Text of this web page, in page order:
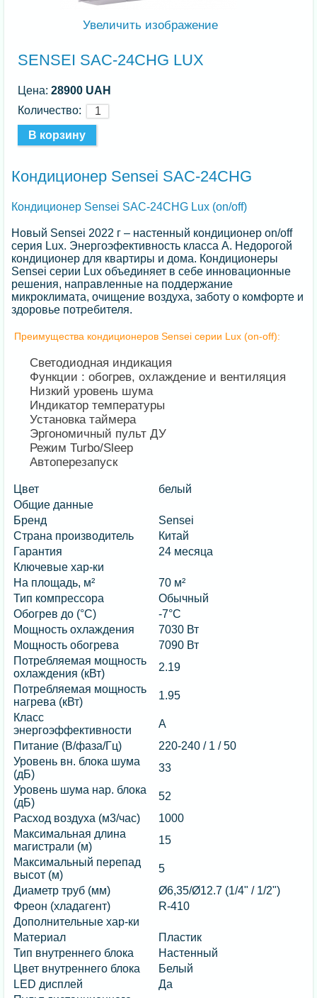
Увеличить изображение
SENSEI SAC-24CHG LUX
Цена:28900 UAH
Количество:
Кондиционер Sensei SAC-24CHG
Кондиционер Sensei SAC-24CHG Lux (on/off)
Новый Sensei 2022 г – настенный кондиционер on/off
серия Lux. Энергоэфективность класса А. Недорогой
кондиционер для квартиры и дома. Кондиционеры
Sensei серии Lux объединяет в себе инновационные
решения, направленные на поддержание
микроклимата, очищение воздуха, заботу о комфорте и
здоровье потребителя.
Преимущества кондиционеров Sensei серии Lux (on-off):
Светодиодная индикация
Функции : обогрев, охлаждение и вентиляция
Низкий уровень шума
Индикатор температуры
Установка таймера
Эргономичный пульт ДУ
Режим Turbo/Sleep
Автоперезапуск
Цвет
белый
Общие данные
Бренд
Sensei
Страна производитель
Китай
Гарантия
24 месяца
Ключевые хар-ки
На площадь, м²
70 м²
Тип компрессора
Обычный
Обогрев до (°С)
-7°С
Мощность охлаждения
7030 Вт
Мощность обогрева
7090 Вт
Потребляемая мощность
охлаждения (кВт)
2.19
Потребляемая мощность
нагрева (кВт)
1.95
Класс
энергоэффективности
А
Питание (В/фаза/Гц)
220-240 / 1 / 50
Уровень вн. блока шума
(дБ)
33
Уровень шума нар. блока
(дБ)
52
Расход воздуха (м3/час)
1000
Максимальная длина
магистрали (м)
15
Максимальный перепад
высот (м)
5
Диаметр труб (мм)
Ø6,35/Ø12.7 (1/4" / 1/2")
Фреон (хладагент)
R-410
Дополнительные хар-ки
Материал
Пластик
Тип внутреннего блока
Настенный
Цвет внутреннего блока
Белый
LED дисплей
Да